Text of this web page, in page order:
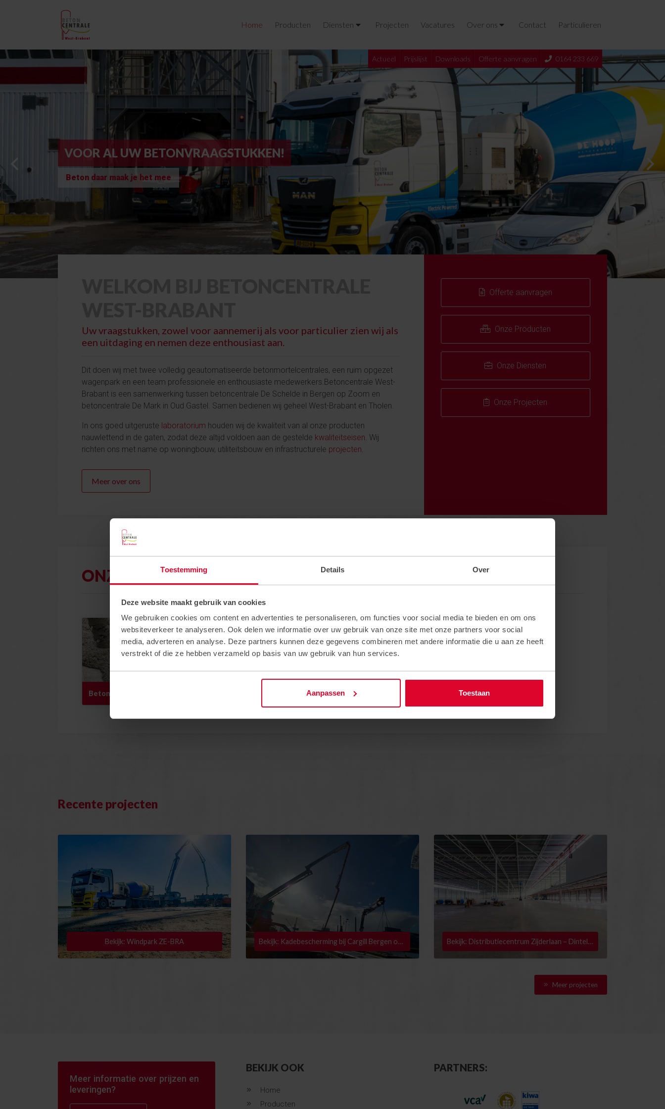
Toestemming Details Over
Deze website maakt gebruik van cookies
We gebruiken cookies om content en advertenties te personaliseren, om functies voor social media te bieden en om ons
websiteverkeer te analyseren. Ook delen we informatie over uw gebruik van onze site met onze partners voor social
media, adverteren en analyse. Deze partners kunnen deze gegevens combineren met andere informatie die u aan ze heeft
verstrekt of die ze hebben verzameld op basis van uw gebruik van hun services.
Aanpassen Toestaan
Home Producten Diensten Projecten Vacatures Over ons Contact Particulieren
Actueel Prijslijst Downloads Offerte aanvragen 0164 233 669
VOOR AL UW BETONVRAAGSTUKKEN!
Beton daar maak je het mee
Uw vraagstukken, zowel voor aannemerij als voor particulier zien wij als
een uitdaging en nemen deze enthousiast aan.
Dit doen wij met twee volledig geautomatiseerde betonmortelcentrales, een ruim opgezet
wagenpark en een team professionele en enthousiaste medewerkers.Betoncentrale West-
Brabant is een samenwerking tussen betoncentrale De Schelde in Bergen op Zoom en
betoncentrale De Mark in Oud Gastel. Samen bedienen wij geheel West-Brabant en Tholen.
In ons goed uitgeruste laboratorium houden wij de kwaliteit van al onze producten
nauwlettend in de gaten, zodat deze altijd voldoen aan de gestelde kwaliteitseisen. Wij
richten ons met name op woningbouw, utiliteitsbouw en infrastructurele projecten.
Meer over ons
Offerte aanvragen
Onze Producten
Onze Diensten
Onze Projecten
ONZE PRODUCTEN
Betonmortel
Recente projecten
Bekijk: Windpark ZE-BRA Bekijk: Kadebescherming bij Cargill Bergen op Zoom Bekijk: Distributiecentrum Zijderlaan – Dinteloord
Meer projecten
Meer informatie over prijzen en
leveringen?
BEKIJK OOK
Home
Producten
PARTNERS: